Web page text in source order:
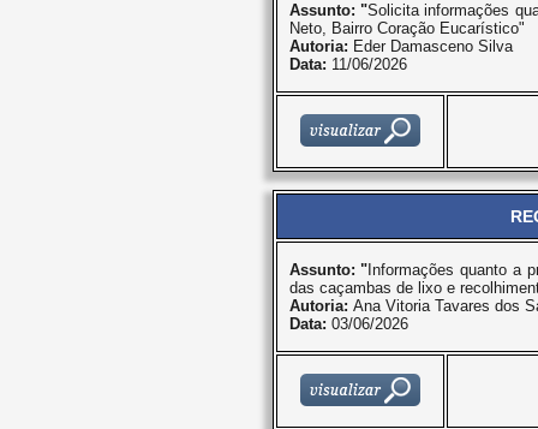
Assunto: "Solicita informações
Neto, Bairro Coração Eucarístico"
Autoria: Eder Damasceno Silva
Data: 11/06/2026
Assunto: " Informações quanto a
das caçambas de lixo e
Autoria: Ana Vitoria Tavares dos
Data: 03/06/2026